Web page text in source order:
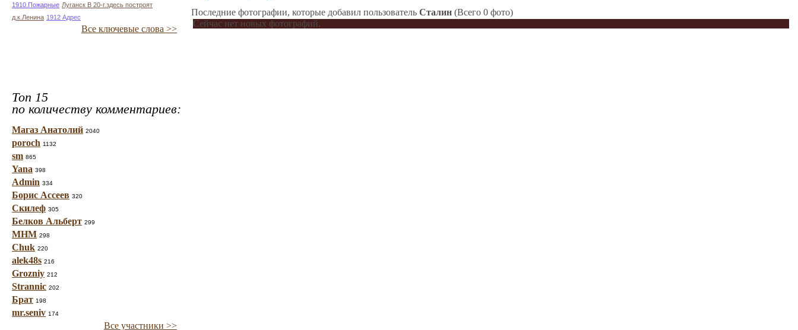
1910.Пожарные Луганск В 20-г.здесь построят
д.к.Ленина 1912 Адрес
Все ключевые слова >>
Топ 15
по количеству комментариев:
Магаз Анатолий 2040
poroch 1132
sm 865
Yana 398
Admin 334
Борис Ассеев 320
Скилеф 305
Белков Альберт 299
МНМ 298
Chuk 220
alek48s 216
Grozniy 212
Strannic 202
Брат 198
mr.seniv 174
Все участники >>
Последние фотографии, которые добавил пользователь Сталин (Всего 0 фото)
Сейчас нет новых фотографий.